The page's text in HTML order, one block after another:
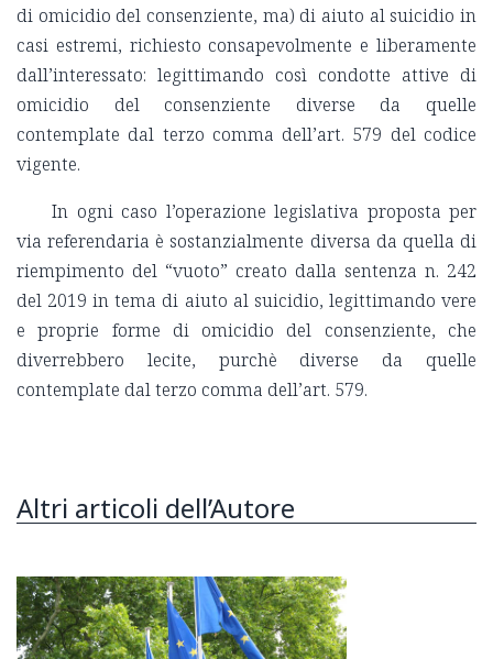
di omicidio del consenziente, ma) di aiuto al suicidio in
casi estremi, richiesto consapevolmente e liberamente
dall’interessato: legittimando così condotte attive di
omicidio del consenziente diverse da quelle
contemplate dal terzo comma dell’art. 579 del codice
vigente.
In ogni caso l’operazione legislativa proposta per
via referendaria è sostanzialmente diversa da quella di
riempimento del “vuoto” creato dalla sentenza n. 242
del 2019 in tema di aiuto al suicidio, legittimando vere
e proprie forme di omicidio del consenziente, che
diverrebbero lecite, purchè diverse da quelle
contemplate dal terzo comma dell’art. 579.
Altri articoli dell’Autore